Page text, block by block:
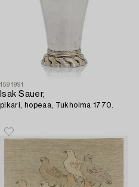
1591991
Isak Sauer,
pikari, hopeaa, Tukholma 1770.